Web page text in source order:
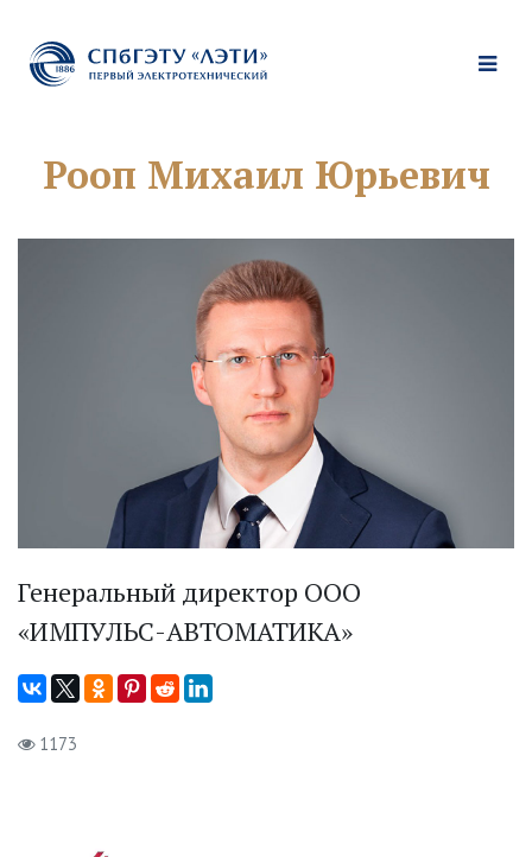
Рооп Михаил Юрьевич
Генеральный директор ООО
«ИМПУЛЬС-АВТОМАТИКА»
1173